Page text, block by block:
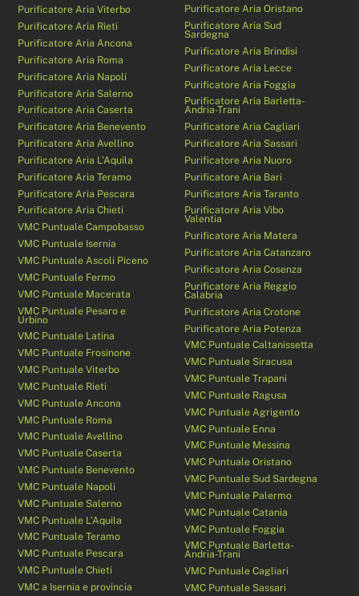
Purificatore Aria Viterbo
Purificatore Aria Rieti
Purificatore Aria Ancona
Purificatore Aria Roma
Purificatore Aria Napoli
Purificatore Aria Salerno
Purificatore Aria Caserta
Purificatore Aria Benevento
Purificatore Aria Avellino
Purificatore Aria L’Aquila
Purificatore Aria Teramo
Purificatore Aria Pescara
Purificatore Aria Chieti
VMC Puntuale Campobasso
VMC Puntuale Isernia
VMC Puntuale Ascoli Piceno
VMC Puntuale Fermo
VMC Puntuale Macerata
VMC Puntuale Pesaro e
Urbino
VMC Puntuale Latina
VMC Puntuale Frosinone
VMC Puntuale Viterbo
VMC Puntuale Rieti
VMC Puntuale Ancona
VMC Puntuale Roma
VMC Puntuale Avellino
VMC Puntuale Caserta
VMC Puntuale Benevento
VMC Puntuale Napoli
VMC Puntuale Salerno
VMC Puntuale L’Aquila
VMC Puntuale Teramo
VMC Puntuale Pescara
VMC Puntuale Chieti
VMC a Isernia e provincia
Purificatore Aria Oristano
Purificatore Aria Sud
Sardegna
Purificatore Aria Brindisi
Purificatore Aria Lecce
Purificatore Aria Foggia
Purificatore Aria Barletta-
Andria-Trani
Purificatore Aria Cagliari
Purificatore Aria Sassari
Purificatore Aria Nuoro
Purificatore Aria Bari
Purificatore Aria Taranto
Purificatore Aria Vibo
Valentia
Purificatore Aria Matera
Purificatore Aria Catanzaro
Purificatore Aria Cosenza
Purificatore Aria Reggio
Calabria
Purificatore Aria Crotone
Purificatore Aria Potenza
VMC Puntuale Caltanissetta
VMC Puntuale Siracusa
VMC Puntuale Trapani
VMC Puntuale Ragusa
VMC Puntuale Agrigento
VMC Puntuale Enna
VMC Puntuale Messina
VMC Puntuale Oristano
VMC Puntuale Sud Sardegna
VMC Puntuale Palermo
VMC Puntuale Catania
VMC Puntuale Foggia
VMC Puntuale Barletta-
Andria-Trani
VMC Puntuale Cagliari
VMC Puntuale Sassari